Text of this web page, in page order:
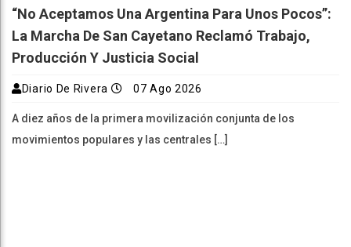
“No Aceptamos Una Argentina Para Unos Pocos”:
La Marcha De San Cayetano Reclamó Trabajo,
Producción Y Justicia Social
Diario De Rivera 07 Ago 2026
A diez años de la primera movilización conjunta de los
movimientos populares y las centrales […]